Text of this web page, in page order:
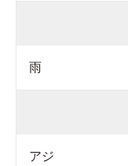
雨
アジ